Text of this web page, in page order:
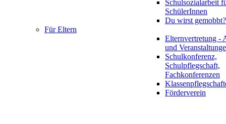
Schulsozialarbeit
SchülerInnen
Du wirst gemobbt?
Für Eltern
Elternvertretung -
und
Schulkonferenz,
Schulpflegschaft,
Fachkonferenzen
Förderverein